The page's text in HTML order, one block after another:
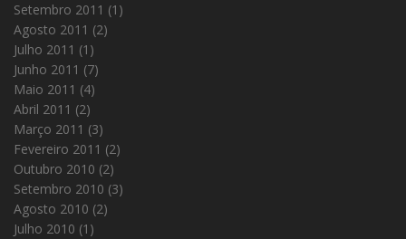
Setembro 2011 (1)
Agosto 2011 (2)
Julho 2011 (1)
Junho 2011 (7)
Maio 2011 (4)
Abril 2011 (2)
Março 2011 (3)
Fevereiro 2011 (2)
Outubro 2010 (2)
Setembro 2010 (3)
Agosto 2010 (2)
Julho 2010 (1)